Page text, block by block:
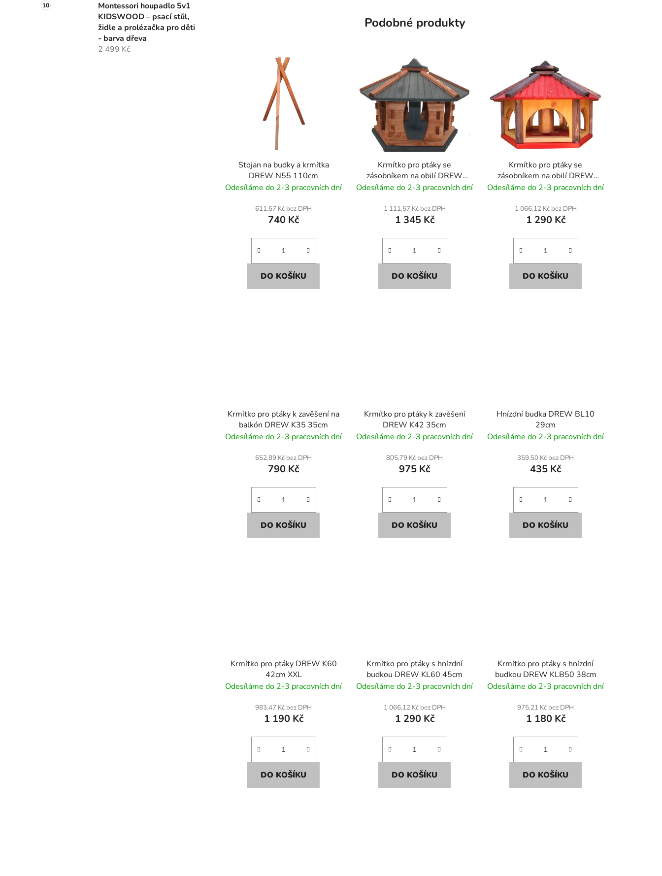
Montessori houpadlo 5v1
KIDSWOOD – psací stůl,
židle a prolézačka pro děti
- barva dřeva
2 499 Kč
Podobné produkty
Stojan na budky a krmítka
DREW N55 110cm
Odesíláme do 2-3 pracovních dní
611,57 Kč bez DPH
740 Kč
DO KOŠÍKU
Krmítko pro ptáky se
zásobníkem na obilí DREW
KW71 46cm XXL
Odesíláme do 2-3 pracovních dní
1 111,57 Kč bez DPH
1 345 Kč
DO KOŠÍKU
Krmítko pro ptáky se
zásobníkem na obilí DREW
KW60 40cm
Odesíláme do 2-3 pracovních dní
1 066,12 Kč bez DPH
1 290 Kč
DO KOŠÍKU
Krmítko pro ptáky k zavěšení na
balkón DREW K35 35cm
Odesíláme do 2-3 pracovních dní
652,89 Kč bez DPH
790 Kč
DO KOŠÍKU
Krmítko pro ptáky k zavěšení
DREW K42 35cm
Odesíláme do 2-3 pracovních dní
805,79 Kč bez DPH
975 Kč
DO KOŠÍKU
Hnízdní budka DREW BL10
29cm
Odesíláme do 2-3 pracovních dní
359,50 Kč bez DPH
435 Kč
DO KOŠÍKU
Krmítko pro ptáky DREW K60
42cm XXL
Odesíláme do 2-3 pracovních dní
983,47 Kč bez DPH
1 190 Kč
DO KOŠÍKU
Krmítko pro ptáky s hnízdní
budkou DREW KL60 45cm
Odesíláme do 2-3 pracovních dní
1 066,12 Kč bez DPH
1 290 Kč
DO KOŠÍKU
Krmítko pro ptáky s hnízdní
budkou DREW KLB50 38cm
Odesíláme do 2-3 pracovních dní
975,21 Kč bez DPH
1 180 Kč
DO KOŠÍKU